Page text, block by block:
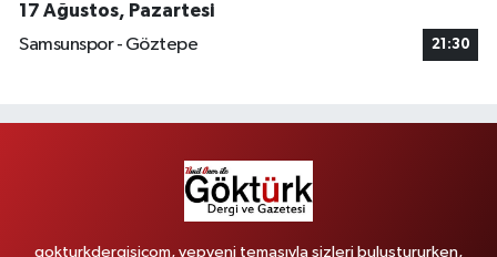
17 Ağustos, Pazartesi
Samsunspor - Göztepe
21:30
gokturkdergisicom, yepyeni temasıyla sizleri buluştururken,